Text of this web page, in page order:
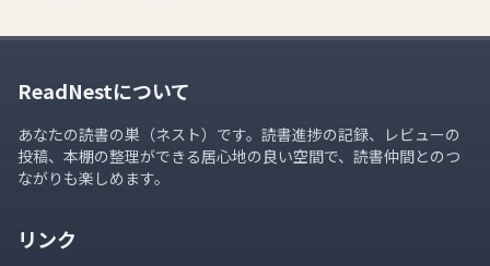
ReadNestについて
あなたの読書の巣（ネスト）です。読書進捗の記録、レビューの
投稿、本棚の整理ができる居心地の良い空間で、読書仲間とのつ
ながりも楽しめます。
リンク